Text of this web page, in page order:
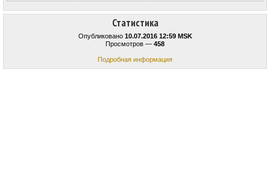
Статистика
Опубликовано 10.07.2016 12:59 MSK
Просмотров — 458
Подробная информация